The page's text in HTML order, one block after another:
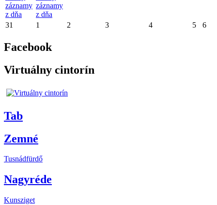
záznamy
z dňa
záznamy
z dňa
31 1 2 3 4 5 6
Facebook
Virtuálny cintorín
Tab
Zemné
Tusnádfürdő
Nagyréde
Kunsziget